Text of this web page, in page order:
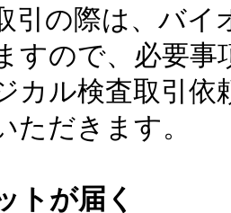
引の際は、バイ
すので、必要
カル検査取引依
ただきます。
トが届く